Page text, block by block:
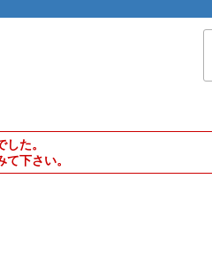
た。
下さい。